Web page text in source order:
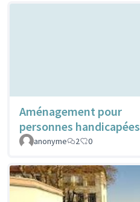
Aménagement pour
personnes handicapées
anonyme
2 0